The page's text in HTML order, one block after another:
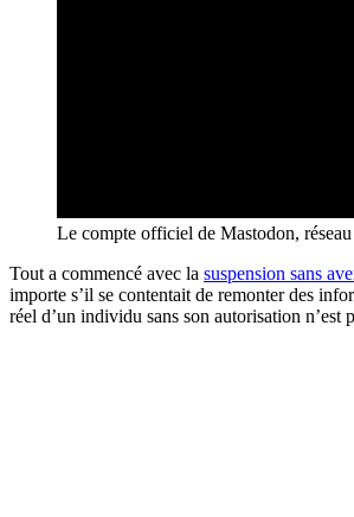
Le compte officiel de Mastodon,
Tout a commencé avec la suspension sans
importe s’il se contentait de remonter des
réel d’un individu sans son autorisation